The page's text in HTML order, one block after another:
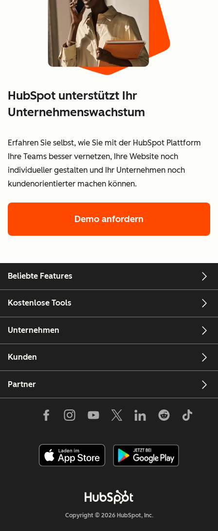
HubSpot unterstützt Ihr
Unternehmenswachstum
Erfahren Sie selbst, wie Sie mit der HubSpot Plattform
Ihre Teams besser vernetzen, Ihre Website noch
individueller gestalten und Ihr Unternehmen noch
kundenorientierter machen können.
Demo anfordern
Beliebte Features
Kostenlose Tools
Unternehmen
Kunden
Partner
Copyright © 2026 HubSpot, Inc.